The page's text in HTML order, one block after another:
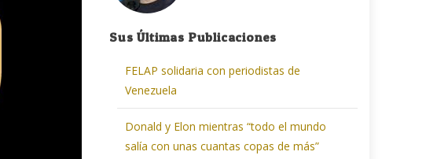
Sus Últimas Publicaciones
FELAP solidaria con periodistas de
Venezuela
Donald y Elon mientras “todo el mundo
salía con unas cuantas copas de más”